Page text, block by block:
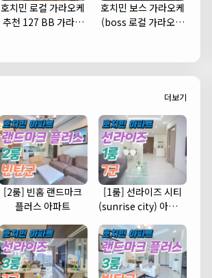
호치민 로컬 가라오케
추천 127 BB 가라오
호치민 보스 가라오케
(boss 로컬 가라오케
더보기
[2룸] 빈홈 랜드마크
플러스 아파트
[1룸] 선라이즈 시티
(sunrise city) 아파트